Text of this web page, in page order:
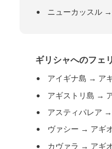
ニューカッスル →
ギリシャへのフェ
アイギナ島 → ア
アギストリ島 →
アスティパレア →
ヴァシー → アギ
カヴァラ → アギ